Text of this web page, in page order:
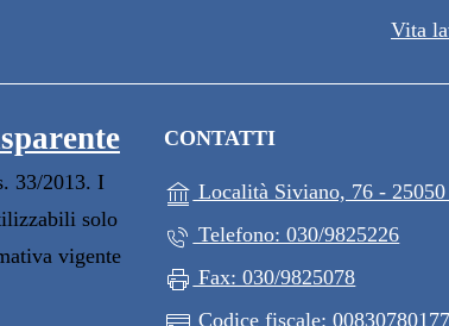
Vita
33/2013. I
solo
vigente
CONTATTI
Località Siviano, 76 - 25050 -
Telefono: 030/9825226
Fax: 030/9825078
Codice fiscale: 00830780177